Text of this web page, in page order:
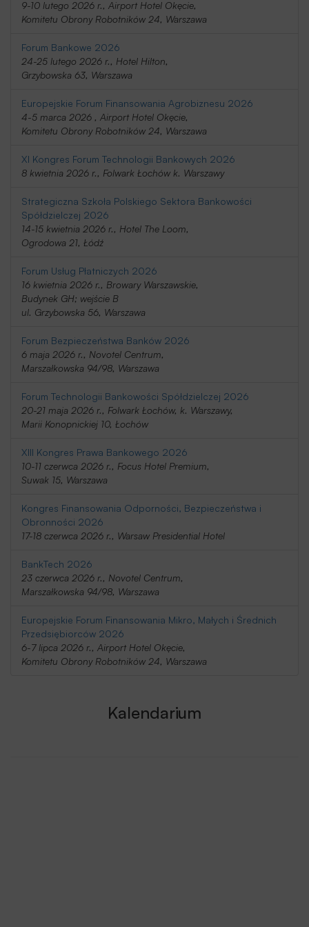
9-10 lutego 2026 r., Airport Hotel Okęcie,
Komitetu Obrony Robotników 24, Warszawa
Forum Bankowe 2026
24-25 lutego 2026 r., Hotel Hilton,
Grzybowska 63, Warszawa
Europejskie Forum Finansowania Agrobiznesu 2026
4-5 marca 2026 , Airport Hotel Okęcie,
Komitetu Obrony Robotników 24, Warszawa
XI Kongres Forum Technologii Bankowych 2026
8 kwietnia 2026 r., Folwark Łochów k. Warszawy
Strategiczna Szkoła Polskiego Sektora Bankowości
Spółdzielczej 2026
14-15 kwietnia 2026 r., Hotel The Loom,
Ogrodowa 21, Łódź
Forum Usług Płatniczych 2026
16 kwietnia 2026 r., Browary Warszawskie,
Budynek GH; wejście B
ul. Grzybowska 56, Warszawa
Forum Bezpieczeństwa Banków 2026
6 maja 2026 r., Novotel Centrum,
Marszałkowska 94/98, Warszawa
Forum Technologii Bankowości Spółdzielczej 2026
20-21 maja 2026 r., Folwark Łochów, k. Warszawy,
Marii Konopnickiej 10, Łochów
XIII Kongres Prawa Bankowego 2026
10-11 czerwca 2026 r., Focus Hotel Premium,
Suwak 15, Warszawa
Kongres Finansowania Odporności, Bezpieczeństwa i
Obronności 2026
17-18 czerwca 2026 r., Warsaw Presidential Hotel
BankTech 2026
23 czerwca 2026 r., Novotel Centrum,
Marszałkowska 94/98, Warszawa
Europejskie Forum Finansowania Mikro, Małych i Średnich
Przedsiębiorców 2026
6-7 lipca 2026 r., Airport Hotel Okęcie,
Komitetu Obrony Robotników 24, Warszawa
Kalendarium